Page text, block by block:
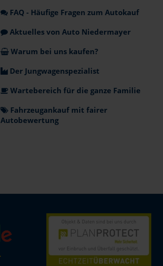
FAQ - Häufige Fragen zum Autokauf
Aktuelles von Auto Niedermayer
Warum bei uns kaufen?
Der Jungwagenspezialist
Wartebereich für die ganze Familie
Fahrzeugankauf mit fairer
Autobewertung